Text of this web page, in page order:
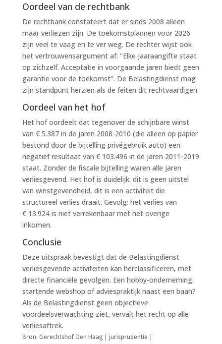
Oordeel van de rechtbank
De rechtbank constateert dat er sinds 2008 alleen
maar verliezen zijn. De toekomstplannen voor 2026
zijn veel te vaag en te ver weg. De rechter wijst ook
het vertrouwensargument af: "Elke jaaraangifte staat
op zichzelf. Acceptatie in voorgaande jaren biedt geen
garantie voor de toekomst". De Belastingdienst mag
zijn standpunt herzien als de feiten dit rechtvaardigen.
Oordeel van het hof
Het hof oordeelt dat tegenover de schijnbare winst
van € 5.387 in de jaren 2008-2010 (die alleen op papier
bestond door de bijtelling privégebruik auto) een
negatief resultaat van € 103.496 in de jaren 2011-2019
staat. Zonder de fiscale bijtelling waren alle jaren
verliesgevend. Het hof is duidelijk: dit is geen uitstel
van winstgevendheid, dit is een activiteit die
structureel verlies draait. Gevolg: het verlies van
€ 13.924 is niet verrekenbaar met het overige
inkomen.
Conclusie
Deze uitspraak bevestigt dat de Belastingdienst
verliesgevende activiteiten kan herclassificeren, met
directe financiële gevolgen. Een hobby-onderneming,
startende webshop of adviespraktijk naast een baan?
Als de Belastingdienst geen objectieve
voordeelsverwachting ziet, vervalt het recht op alle
verliesaftrek.
Bron: Gerechtshof Den Haag | jurisprudentie |